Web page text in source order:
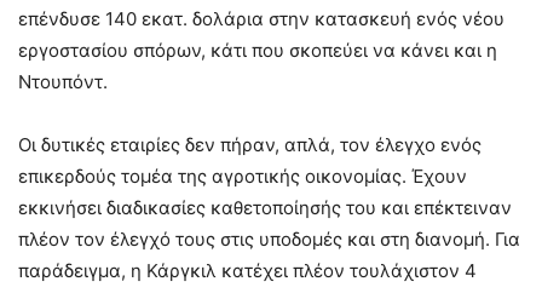
επένδυσε 140 εκατ. δολάρια στην κατασκευή ενός νέου
εργοστασίου σπόρων, κάτι που σκοπεύει να κάνει και η
Ντουπόντ.
Οι δυτικές εταιρίες δεν πήραν, απλά, τον έλεγχο ενός
επικερδούς τομέα της αγροτικής οικονομίας. Έχουν
εκκινήσει διαδικασίες καθετοποίησής του και επέκτειναν
πλέον τον έλεγχό τους στις υποδομές και στη διανομή. Για
παράδειγμα, η Κάργκιλ κατέχει πλέον τουλάχιστον 4